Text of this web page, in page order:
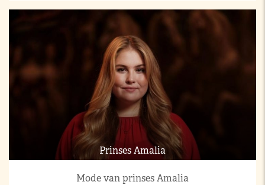
Prinses Amalia
Mode van prinses Amalia